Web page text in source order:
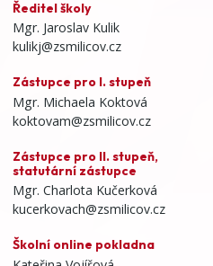
Ředitel školy
Mgr. Jaroslav Kulik
kulikj@zsmilicov.cz
Zástupce pro I. stupeň
Mgr. Michaela Koktová
koktovam@zsmilicov.cz
Zástupce pro II. stupeň,
statutární zástupce
Mgr. Charlota Kučerková
kucerkovach@zsmilicov.cz
Školní online pokladna